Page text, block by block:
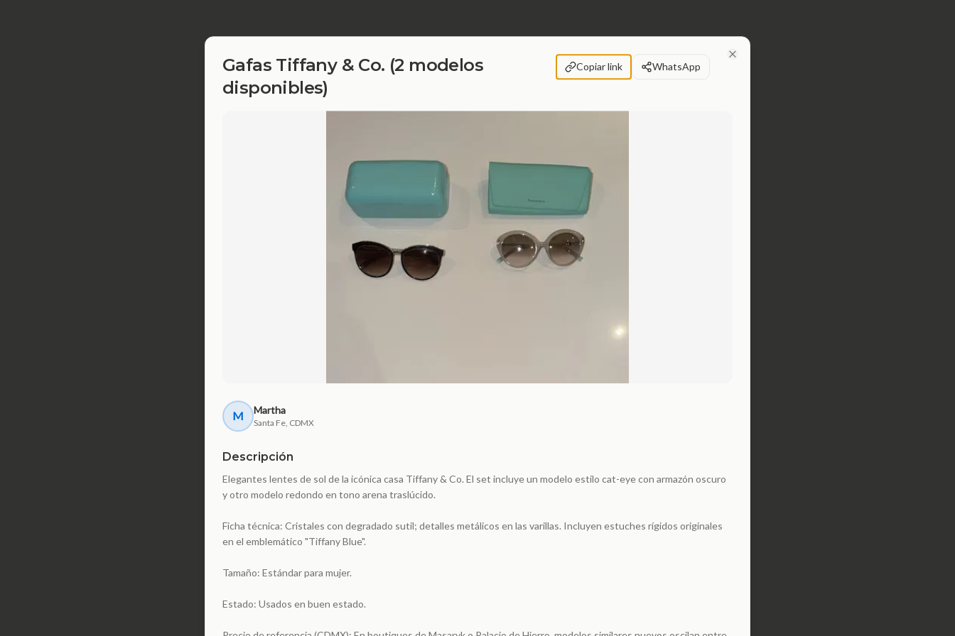
Gafas Tiffany & Co. (2 modelos
disponibles)
Copiar link WhatsApp
M Martha
Santa Fe, CDMX
Descripción
Elegantes lentes de sol de la icónica casa Tiffany & Co. El set incluye un modelo estilo cat-eye con armazón oscuro
y otro modelo redondo en tono arena traslúcido.
Ficha técnica: Cristales con degradado sutil; detalles metálicos en las varillas. Incluyen estuches rígidos originales
en el emblemático "Tiffany Blue".
Tamaño: Estándar para mujer.
Estado: Usados en buen estado.